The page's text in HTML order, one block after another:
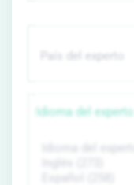
Idioma del experto